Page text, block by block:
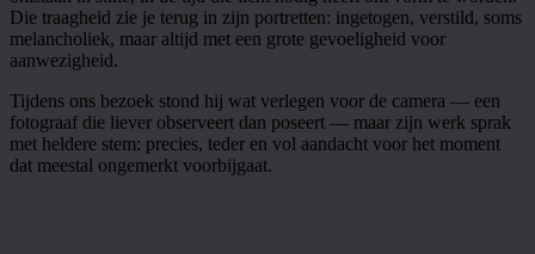
Die traagheid zie je terug in zijn portretten: ingetogen, verstild, soms
melancholiek, maar altijd met een grote gevoeligheid voor
aanwezigheid.
Tijdens ons bezoek stond hij wat verlegen voor de camera — een
fotograaf die liever observeert dan poseert — maar zijn werk sprak
met heldere stem: precies, teder en vol aandacht voor het moment
dat meestal ongemerkt voorbijgaat.